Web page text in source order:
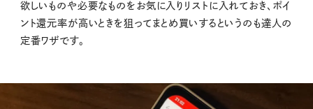
欲しいものや必要なものをお気に入りリストに入れておき、ポイ
ント還元率が高いときを狙ってまとめ買いするというのも達人の
定番ワザです。